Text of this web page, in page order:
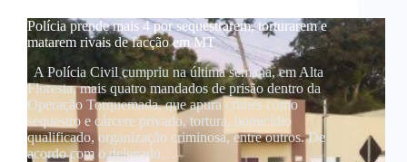
Polícia prende mais 4 por sequestrarem, torturarem e
matarem rivais de facção em MT
A Polícia Civil cumpriu na última semana, em Alta
Floresta, mais quatro mandados de prisão dentro da
Operação Torquemada, que apura crimes como
sequestro e cárcere privado, tortura, homicídio
qualificado, organização criminosa, entre outros. De
acordo com o delegado…